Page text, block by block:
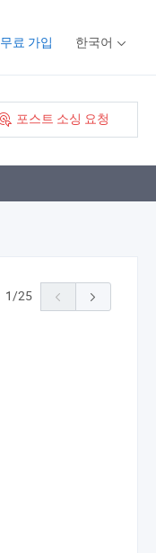
무료 가입 한국어
포스트 소싱 요청
1/25